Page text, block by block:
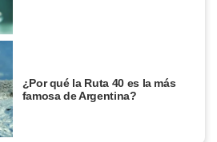
¿Por qué la Ruta 40 es la más
famosa de Argentina?